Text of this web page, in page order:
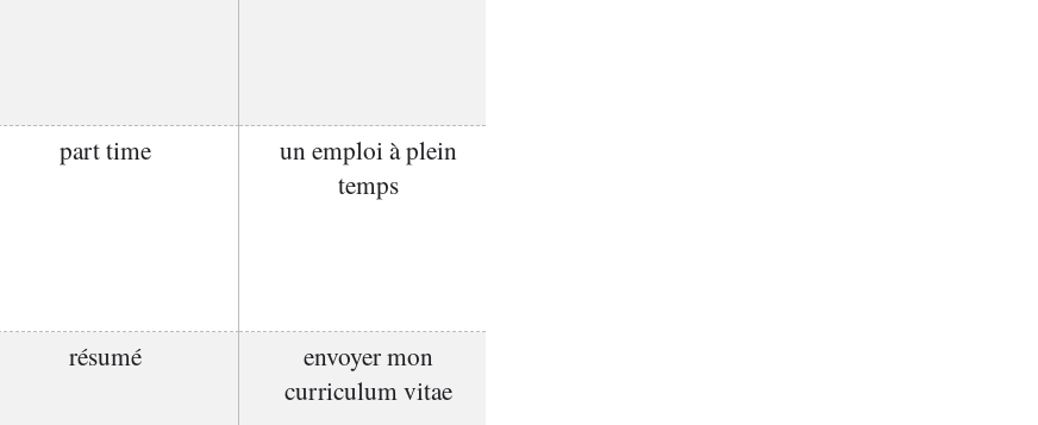
part time
un emploi à plein
temps
résumé
envoyer mon
curriculum vitae